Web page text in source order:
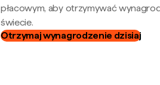
płacowym, aby otrzymywać
świecie.
Otrzymaj wynagrodzenie dzisiaj